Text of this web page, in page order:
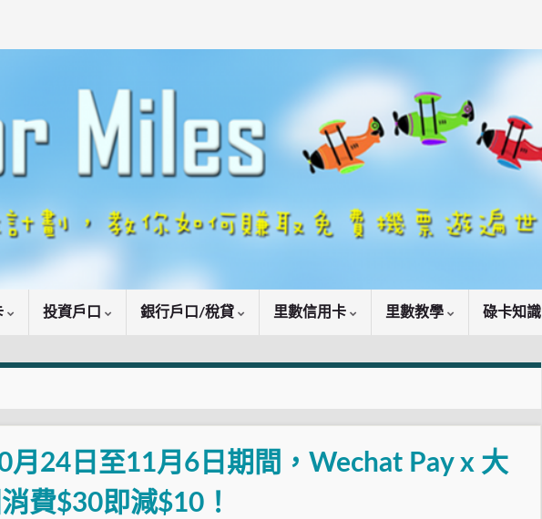
投資戶口 銀行戶口/稅貸 里數信用卡 里數教學 碌卡知識
月24日至11月6日期間，Wechat Pay x 大
費$30即減$10！